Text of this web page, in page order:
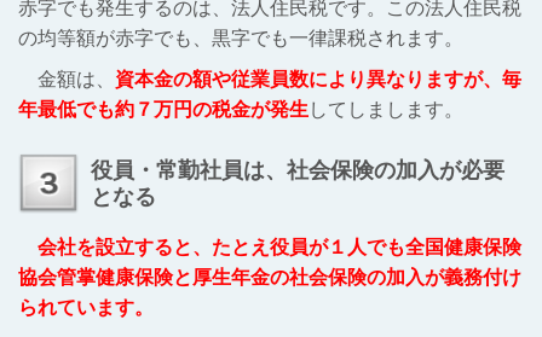
赤字でも発生するのは、法人住民税です。この法人住民税
の均等額が赤字でも、黒字でも一律課税されます。
金額は、 資本金の額や従業員数により異なりますが、毎
年最低でも約７万円の税金が発生 してしまします。
役員・常勤社員は、社会保険の加入が必要
となる
会社を設立すると、たとえ役員が１人でも全国健康保険
協会管掌健康保険と厚生年金の社会保険の加入が義務付け
られています。